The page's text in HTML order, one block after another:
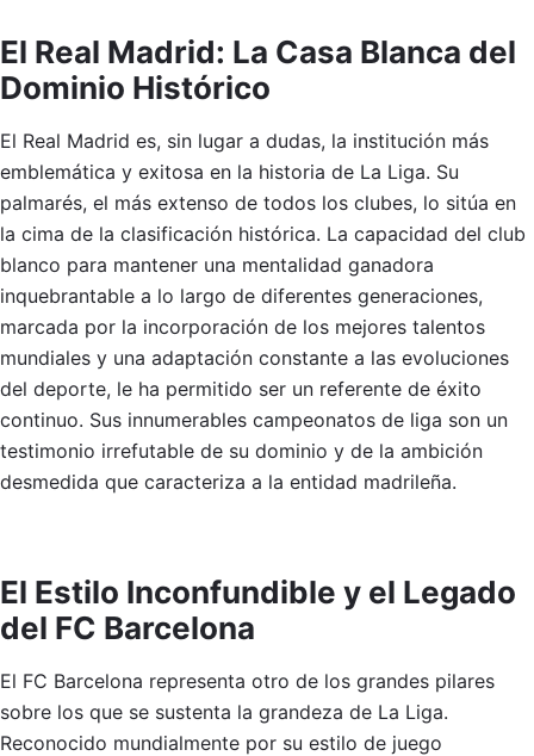
El Real Madrid: La Casa Blanca del
Dominio Histórico
El Real Madrid es, sin lugar a dudas, la institución más
emblemática y exitosa en la historia de La Liga. Su
palmarés, el más extenso de todos los clubes, lo sitúa en
la cima de la clasificación histórica. La capacidad del club
blanco para mantener una mentalidad ganadora
inquebrantable a lo largo de diferentes generaciones,
marcada por la incorporación de los mejores talentos
mundiales y una adaptación constante a las evoluciones
del deporte, le ha permitido ser un referente de éxito
continuo. Sus innumerables campeonatos de liga son un
testimonio irrefutable de su dominio y de la ambición
desmedida que caracteriza a la entidad madrileña.
El Estilo Inconfundible y el Legado
del FC Barcelona
El FC Barcelona representa otro de los grandes pilares
sobre los que se sustenta la grandeza de La Liga.
Reconocido mundialmente por su estilo de juego